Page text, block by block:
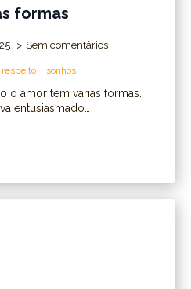
formas
Sem comentários
respeito sonhos
o amor tem várias formas.
entusiasmado…